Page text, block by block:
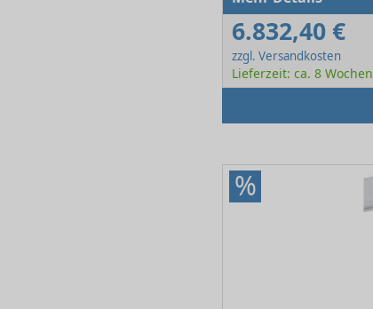
6.832,40 €
zzgl. Versandkosten
Lieferzeit: ca. 8 Wochen
%